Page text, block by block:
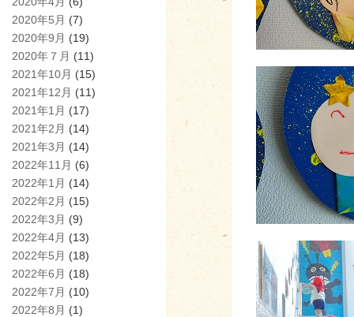
2020年5月 (7)
2020年9月 (19)
2020年７月 (11)
2021年10月 (15)
2021年12月 (11)
2021年1月 (17)
2021年2月 (14)
2021年3月 (14)
2022年11月 (6)
2022年1月 (14)
2022年2月 (15)
2022年3月 (9)
2022年4月 (13)
2022年5月 (18)
2022年6月 (18)
2022年7月 (10)
2022年8月 (1)